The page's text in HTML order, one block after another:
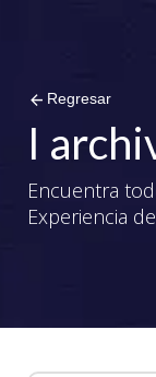
arrow_back Regresar
I
Encuentra
Experiencia